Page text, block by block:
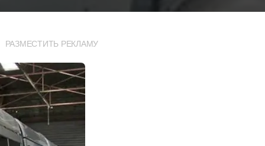
РАЗМЕСТИТЬ РЕКЛАМУ